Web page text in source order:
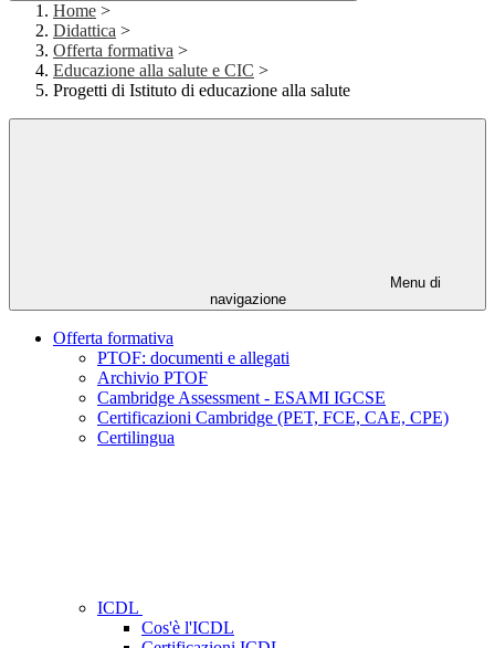
Home >
Didattica >
Offerta formativa >
Educazione alla salute e CIC >
Progetti di Istituto di educazione alla salute
Menu di
navigazione
Offerta formativa
PTOF: documenti e allegati
Archivio PTOF
Cambridge Assessment - ESAMI IGCSE
Certificazioni Cambridge (PET, FCE, CAE, CPE)
Certilingua
ICDL
Cos'è l'ICDL